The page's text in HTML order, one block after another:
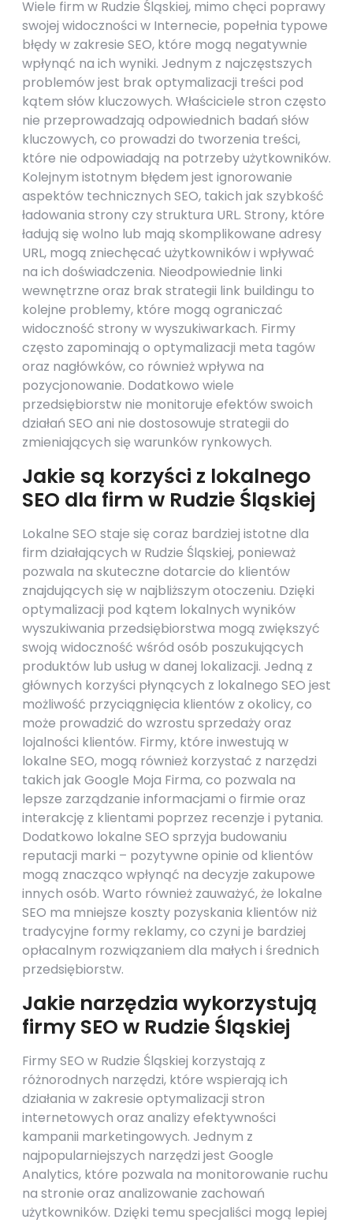
Wiele firm w Rudzie Śląskiej, mimo chęci poprawy
swojej widoczności w Internecie, popełnia typowe
błędy w zakresie SEO, które mogą negatywnie
wpłynąć na ich wyniki. Jednym z najczęstszych
problemów jest brak optymalizacji treści pod
kątem słów kluczowych. Właściciele stron często
nie przeprowadzają odpowiednich badań słów
kluczowych, co prowadzi do tworzenia treści,
które nie odpowiadają na potrzeby użytkowników.
Kolejnym istotnym błędem jest ignorowanie
aspektów technicznych SEO, takich jak szybkość
ładowania strony czy struktura URL. Strony, które
ładują się wolno lub mają skomplikowane adresy
URL, mogą zniechęcać użytkowników i wpływać
na ich doświadczenia. Nieodpowiednie linki
wewnętrzne oraz brak strategii link buildingu to
kolejne problemy, które mogą ograniczać
widoczność strony w wyszukiwarkach. Firmy
często zapominają o optymalizacji meta tagów
oraz nagłówków, co również wpływa na
pozycjonowanie. Dodatkowo wiele
przedsiębiorstw nie monitoruje efektów swoich
działań SEO ani nie dostosowuje strategii do
zmieniających się warunków rynkowych.
Jakie są korzyści z lokalnego
SEO dla firm w Rudzie Śląskiej
Lokalne SEO staje się coraz bardziej istotne dla
firm działających w Rudzie Śląskiej, ponieważ
pozwala na skuteczne dotarcie do klientów
znajdujących się w najbliższym otoczeniu. Dzięki
optymalizacji pod kątem lokalnych wyników
wyszukiwania przedsiębiorstwa mogą zwiększyć
swoją widoczność wśród osób poszukujących
produktów lub usług w danej lokalizacji. Jedną z
głównych korzyści płynących z lokalnego SEO jest
możliwość przyciągnięcia klientów z okolicy, co
może prowadzić do wzrostu sprzedaży oraz
lojalności klientów. Firmy, które inwestują w
lokalne SEO, mogą również korzystać z narzędzi
takich jak Google Moja Firma, co pozwala na
lepsze zarządzanie informacjami o firmie oraz
interakcję z klientami poprzez recenzje i pytania.
Dodatkowo lokalne SEO sprzyja budowaniu
reputacji marki – pozytywne opinie od klientów
mogą znacząco wpłynąć na decyzje zakupowe
innych osób. Warto również zauważyć, że lokalne
SEO ma mniejsze koszty pozyskania klientów niż
tradycyjne formy reklamy, co czyni je bardziej
opłacalnym rozwiązaniem dla małych i średnich
przedsiębiorstw.
Jakie narzędzia wykorzystują
firmy SEO w Rudzie Śląskiej
Firmy SEO w Rudzie Śląskiej korzystają z
różnorodnych narzędzi, które wspierają ich
działania w zakresie optymalizacji stron
internetowych oraz analizy efektywności
kampanii marketingowych. Jednym z
najpopularniejszych narzędzi jest Google
Analytics, które pozwala na monitorowanie ruchu
na stronie oraz analizowanie zachowań
użytkowników. Dzięki temu specjaliści mogą lepiej